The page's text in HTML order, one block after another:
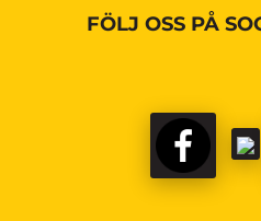
FÖLJ OSS PÅ